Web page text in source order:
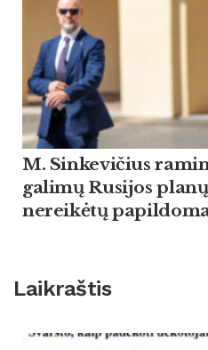
M. Sinkevičius
galimų Rusijos
nereikėtų
Laikraštis